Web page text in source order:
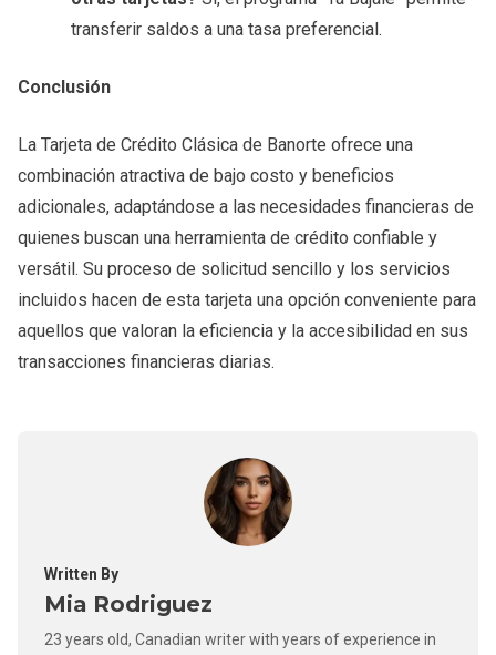
transferir saldos a una tasa preferencial.
Conclusión
La Tarjeta de Crédito Clásica de Banorte ofrece una
combinación atractiva de bajo costo y beneficios
adicionales, adaptándose a las necesidades financieras de
quienes buscan una herramienta de crédito confiable y
versátil. Su proceso de solicitud sencillo y los servicios
incluidos hacen de esta tarjeta una opción conveniente para
aquellos que valoran la eficiencia y la accesibilidad en sus
transacciones financieras diarias.
Written By
Mia Rodriguez
23 years old, Canadian writer with years of experience in